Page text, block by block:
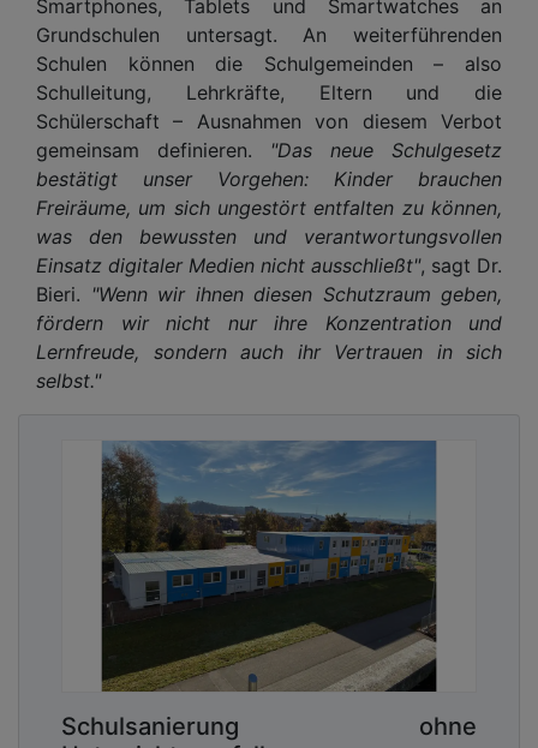
Smartphones, Tablets und Smartwatches an
Grundschulen untersagt. An weiterführenden
Schulen können die Schulgemeinden – also
Schulleitung, Lehrkräfte, Eltern und die
Schülerschaft – Ausnahmen von diesem Verbot
gemeinsam definieren. "Das neue Schulgesetz
bestätigt unser Vorgehen: Kinder brauchen
Freiräume, um sich ungestört entfalten zu können,
was den bewussten und verantwortungsvollen
Einsatz digitaler Medien nicht ausschließt", sagt Dr.
Bieri. "Wenn wir ihnen diesen Schutzraum geben,
fördern wir nicht nur ihre Konzentration und
Lernfreude, sondern auch ihr Vertrauen in sich
selbst."
Schulsanierung ohne